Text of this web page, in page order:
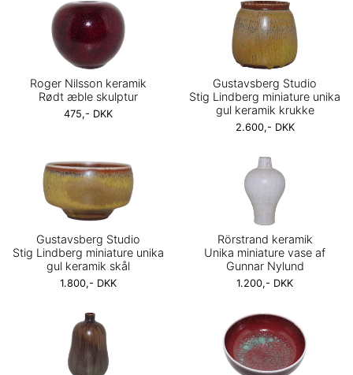
Roger Nilsson keramik
Rødt æble skulptur
475,- DKK
Gustavsberg Studio
Stig Lindberg miniature unika
gul keramik krukke
2.600,- DKK
Gustavsberg Studio
Stig Lindberg miniature unika
gul keramik skål
1.800,- DKK
Rörstrand keramik
Unika miniature vase af
Gunnar Nylund
1.200,- DKK